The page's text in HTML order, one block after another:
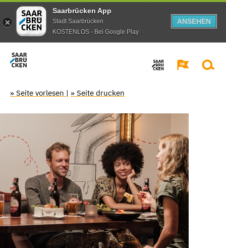
Saarbrücken App
Stadt Saarbrücken
KOSTENLOS - Bei Google Play
ANSEHEN
» Seite vorlesen | » Seite drucken